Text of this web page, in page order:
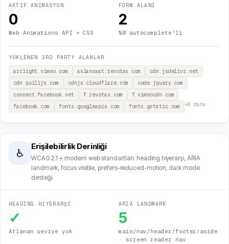
AKTİF ANİMASYON
0
Web Animations API + CSS
FORM ALANI
2
%0 autocomplete'li
YÜKLENEN 3RD PARTY ALANLAR
arclight.vimeo.com aslansaat.revotas.com
cdn.jsdelivr.net
cdn.quilljs.com
cdnjs.cloudflare.com
code.jquery.com
connect.facebook.net
f.revotas.com
f.vimeocdn.com
facebook.com
fonts.googleapis.com fonts.gstatic.com +8 daha
♿
Erişilebilirlik Derinliği
WCAG 2.1 + modern web standartları: heading hiyerarşi, ARIA
landmark, focus visible, prefers-reduced-motion, dark mode
desteği.
HEADING HİYERARŞİ
✓
Atlanan seviye yok
ARIA LANDMARK
5
main/nav/header/footer/aside
· screen reader nav